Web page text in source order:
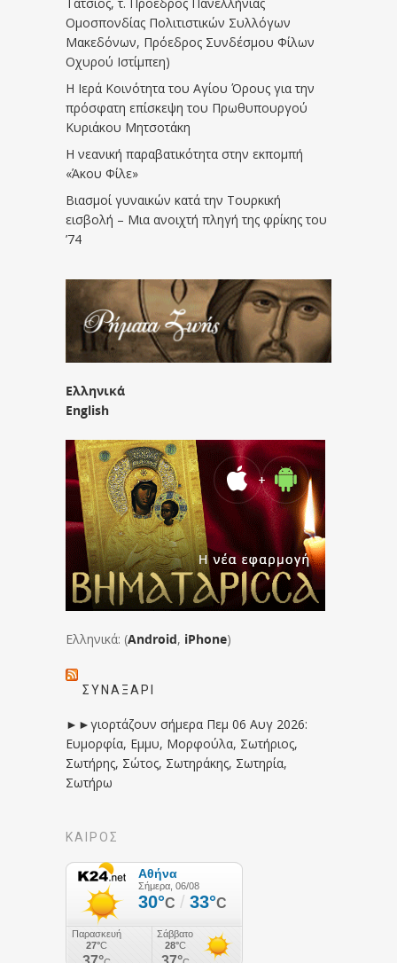
Ομοσπονδίας Πολιτιστικών Συλλόγων
Μακεδόνων, Πρόεδρος Συνδέσμου Φίλων
Οχυρού Ιστίμπεη)
Η Ιερά Κοινότητα του Αγίου Όρους για την
πρόσφατη επίσκεψη του Πρωθυπουργού
Κυριάκου Μητσοτάκη
Η νεανική παραβατικότητα στην εκπομπή
«Άκου Φίλε»
Βιασμοί γυναικών κατά την Τουρκική
εισβολή – Μια ανοιχτή πληγή της φρίκης του
’74
Ελληνικά
English
Ελληνικά: (Android, iPhone)
ΣΥΝΑΞΆΡΙ
►►γιορτάζουν σήμερα Πεμ 06 Αυγ 2026:
Ευμορφία, Εμμυ, Μορφούλα, Σωτήριος,
Σωτήρης, Σώτος, Σωτηράκης, Σωτηρία,
Σωτήρω
ΚΑΙΡΟΣ